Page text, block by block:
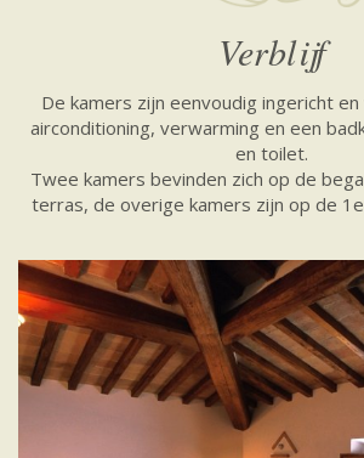
Verblijf
De kamers zijn eenvoudig ingericht
airconditioning, verwarming en een
en toilet.
Twee kamers bevinden zich op de
terras, de overige kamers zijn op de